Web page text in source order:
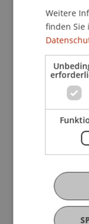
Profil:
Sehr gute
Gute CAD-
Vernetztes
Gutes
JETZT
Weitere
finden Sie